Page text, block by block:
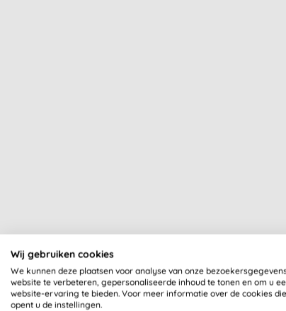
Al onze producten
Wij gebruiken cookies
We kunnen deze plaatsen voor analyse van onze
website te verbeteren, gepersonaliseerde inhoud te tonen en om u
website-ervaring te bieden. Voor meer informatie over de cookies
opent u de instellingen.